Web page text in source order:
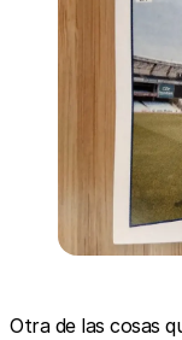
Otra de las cosas